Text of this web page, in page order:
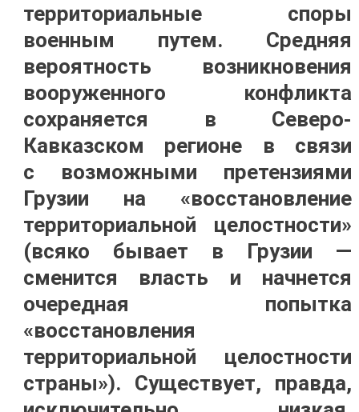
территориальные споры
военным путем. Средняя
вероятность возникновения
вооруженного конфликта
сохраняется в Северо-
Кавказском регионе в связи
с возможными претензиями
Грузии на «восстановление
территориальной целостности»
(всяко бывает в Грузии —
сменится власть и начнется
очередная попытка
«восстановления
территориальной целостности
страны»). Существует, правда,